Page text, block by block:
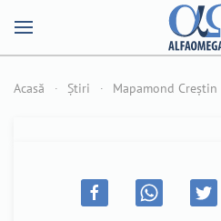
Acasă Știri Mapamond Creștin